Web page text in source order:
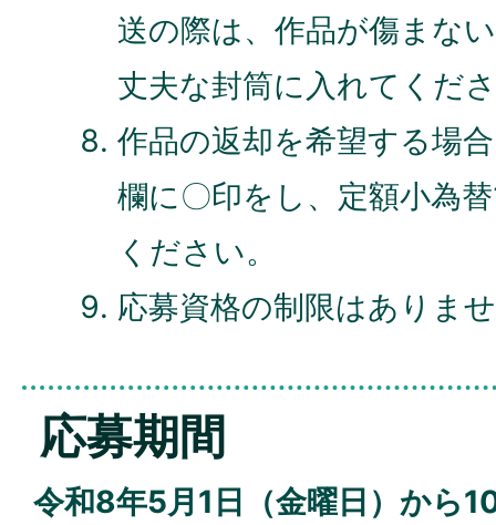
送の際は、作品が傷まな
丈夫な封筒に入れてくだ
作品の返却を希望する場
欄に〇印をし、定額小為
ください。
応募資格の制限はありま
応募期間
令和8年5月1日（金曜日）から